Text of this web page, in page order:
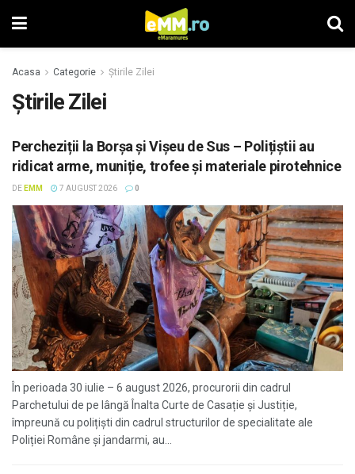
Acasa Categorie Știrile Zilei
Știrile Zilei
Percheziții la Borșa și Vișeu de Sus – Polițiștii au
ridicat arme, muniție, trofee și materiale pirotehnice
DE EMM 7 AUGUST 2026 0
În perioada 30 iulie – 6 august 2026, procurorii din cadrul
Parchetului de pe lângă Înalta Curte de Casație și Justiție,
împreună cu polițiști din cadrul structurilor de specialitate ale
Poliției Române și jandarmi, au...